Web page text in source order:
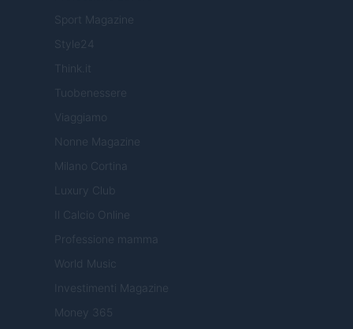
Sport Magazine
Style24
Think.it
Tuobenessere
Viaggiamo
Nonne Magazine
Milano Cortina
Luxury Club
Il Calcio Online
Professione mamma
World Music
Investimenti Magazine
Money 365